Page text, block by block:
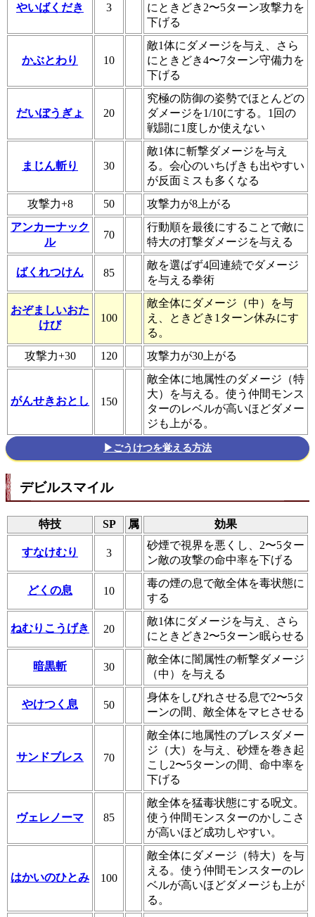
やいばくだき 3
にときどき2〜5ターン攻撃力を
下げる
かぶとわり 10
敵1体にダメージを与え、さら
にときどき4〜7ターン守備力を
下げる
だいぼうぎょ 20
究極の防御の姿勢でほとんどの
ダメージを1/10にする。1回の
戦闘に1度しか使えない
まじん斬り 30
敵1体に斬撃ダメージを与え
る。会心のいちげきも出やすい
が反面ミスも多くなる
攻撃力+8
50
攻撃力が8上がる
アンカーナック
ル
70
行動順を最後にすることで敵に
特大の打撃ダメージを与える
ばくれつけん 85
敵を選ばず4回連続でダメージ
を与える拳術
おぞましいおた
けび
100
敵全体にダメージ（中）を与
え、ときどき1ターン休みにす
る。
攻撃力+30
120 攻撃力が30上がる
がんせきおとし 150
敵全体に地属性のダメージ（特
大）を与える。使う仲間モンス
ターのレベルが高いほどダメー
ジも上がる。
▶ごうけつを覚える方法
デビルスマイル
特技 SP 属 効果
すなけむり 3
砂煙で視界を悪くし、2〜5ター
ン敵の攻撃の命中率を下げる
どくの息 10
毒の煙の息で敵全体を毒状態に
する
ねむりこうげき 20
敵1体にダメージを与え、さら
にときどき2〜5ターン眠らせる
暗黒斬 30
敵全体に闇属性の斬撃ダメージ
（中）を与える
やけつく息 50
身体をしびれさせる息で2〜5タ
ーンの間、敵全体をマヒさせる
サンドブレス 70
敵全体に地属性のブレスダメー
ジ（大）を与え、砂煙を巻き起
こし2〜5ターンの間、命中率を
下げる
ヴェレノーマ 85
敵全体を猛毒状態にする呪文。
使う仲間モンスターのかしこさ
が高いほど成功しやすい。
はかいのひとみ 100
敵全体にダメージ（特大）を与
える。使う仲間モンスターのレ
ベルが高いほどダメージも上が
る。